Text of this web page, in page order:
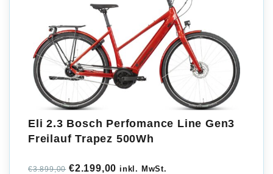
Eli 2.3 Bosch Perfomance Line Gen3
Freilauf Trapez 500Wh
€3.899,00 Ursprünglicher
€2.199,00 Aktueller
inkl. MwSt.